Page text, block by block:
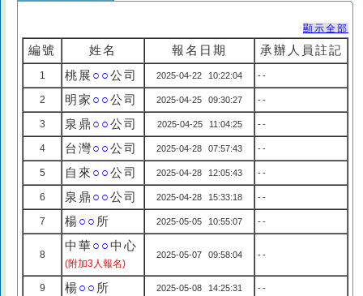
顯示全部
編號 姓名 報名日期 承辦人員註記
1 桃展 ○○公司 2025-04-22 10:22:04 --
2 明家 ○○公司 2025-04-25 09:30:27 --
3 泉鼎 ○○公司 2025-04-25 11:04:25 --
4 台灣○○公司 2025-04-28 07:57:43 --
5 自來 ○○公司 2025-04-28 12:05:43 --
6 泉鼎 ○○公司 2025-04-28 15:33:18 --
7 楊○○ 所 2025-05-05 10:55:07 --
8
中華○○中心
(附加3人報名)
2025-05-07 09:58:04 --
9 楊○○ 所 2025-05-08 14:25:31 --